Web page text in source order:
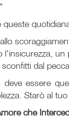
l'insicurezza,
dal
essere
Starò al
che